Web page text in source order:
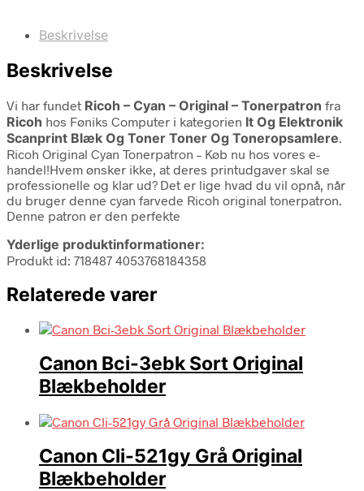
Beskrivelse
Beskrivelse
Vi har fundet Ricoh – Cyan – Original – Tonerpatron fra
Ricoh hos Føniks Computer i kategorien It Og Elektronik
Scanprint Blæk Og Toner Toner Og Toneropsamlere.
Ricoh Original Cyan Tonerpatron – Køb nu hos vores e-
handel!Hvem ønsker ikke, at deres printudgaver skal se
professionelle og klar ud? Det er lige hvad du vil opnå, når
du bruger denne cyan farvede Ricoh original tonerpatron.
Denne patron er den perfekte
Yderlige produktinformationer:
Produkt id: 718487 4053768184358
Relaterede varer
Canon Bci-3ebk Sort Original
Blækbeholder
Canon Cli-521gy Grå Original
Blækbeholder